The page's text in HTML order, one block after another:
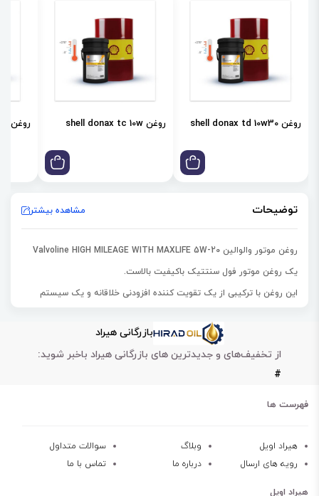
جلوگیری از نشتی
جلوگیری از تماس ناخواسته فلز با فلز
به حداکثر رساندن راندمان مصرف سوخت
روغن shell donax td 10w30 روغن shell donax tc 10w روغن shell donax td 85w
توضیحات مشاهده بیشتر
روغن موتور والوالین Valvoline HIGH MILEAGE WITH MAXLIFE 5W-20
یک روغن موتور فول سنتتیک باکیفیت بالاست.
این روغن با ترکیبی از یک تقویت کننده افزودنی خلاقانه و یک سیستم
استفاده برای موتورهای مدرن می‌باشد.
این محصول
این محصول
با به حداقل رساندن آسیب سیستم اگزوز با فرمول کاملا
مصنوعی، تعمیرات پرهزینه را کاهش می‌دهد.
بازرگانی هیراد
از تخفیف‌های و جدیدترین های بازرگانی هیراد باخبر شوید:
#
فهرست ها
هیراد اویل وبلاگ
سوالات متداول
رویه های ارسال
درباره ما تماس با ما
هیراد اویل